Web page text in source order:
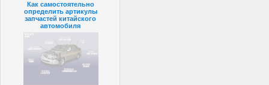
Как самостоятельно
определить артикулы
запчастей китайского
автомобиля